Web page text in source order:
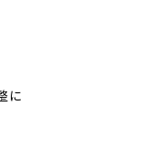
に